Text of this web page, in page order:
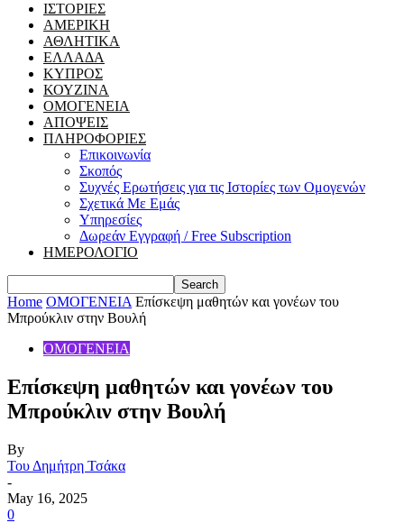
ΙΣΤΟΡΙΕΣ
ΑΜΕΡΙΚΗ
ΑΘΛΗΤΙΚΑ
ΕΛΛΑΔΑ
ΚΥΠΡΟΣ
ΚΟΥΖΙΝΑ
ΟΜΟΓΕΝΕΙΑ
ΑΠΟΨΕΙΣ
ΠΛΗΡΟΦΟΡΙΕΣ
Επικοινωνία
Σκοπός
Συχνές Ερωτήσεις για τις Ιστορίες των Ομογενών
Σχετικά Με Εμάς
Υπηρεσίες
Δωρεάν Εγγραφή / Free Subscription
ΗΜΕΡΟΛΟΓΙΟ
Home ΟΜΟΓΕΝΕΙΑ Επίσκεψη μαθητών και γονέων του
Μπρούκλιν στην Βουλή
ΟΜΟΓΕΝΕΙΑ
Επίσκεψη μαθητών και γονέων του
Μπρούκλιν στην Βουλή
By
Του Δημήτρη Τσάκα
-
May 16, 2025
0